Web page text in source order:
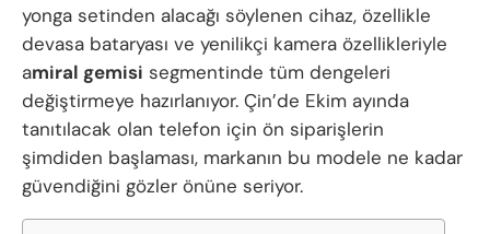
yonga setinden alacağı söylenen cihaz, özellikle
devasa bataryası ve yenilikçi kamera özellikleriyle
amiral gemisi segmentinde tüm dengeleri
değiştirmeye hazırlanıyor. Çin’de Ekim ayında
tanıtılacak olan telefon için ön siparişlerin
şimdiden başlaması, markanın bu modele ne kadar
güvendiğini gözler önüne seriyor.